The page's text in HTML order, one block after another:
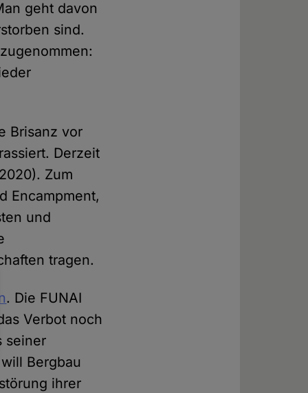
geht davon
sind.
Brisanz vor
Derzeit
Zum
Encampment,
und
tragen.
. Die FUNAI
Verbot noch
seiner
Bergbau
ihrer